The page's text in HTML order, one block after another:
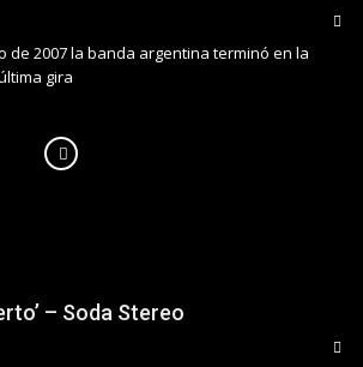
de 2007 la banda argentina terminó en la
gira
– Soda Stereo